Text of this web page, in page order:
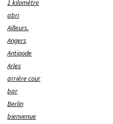
1 kilomètre
abri
Ailleurs.
Angers
Antipode
Arles
arrière cour
bar
Berlin
bienvenue